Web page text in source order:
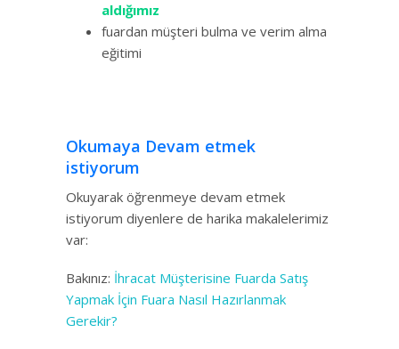
aldığımız
fuardan müşteri bulma ve verim alma
eğitimi
Okumaya Devam etmek
istiyorum
Okuyarak öğrenmeye devam etmek
istiyorum diyenlere de harika makalelerimiz
var:
Bakınız: İhracat Müşterisine Fuarda Satış
Yapmak İçin Fuara Nasıl Hazırlanmak
Gerekir?